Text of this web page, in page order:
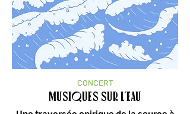
CONCERT
Musiques sur l’eau